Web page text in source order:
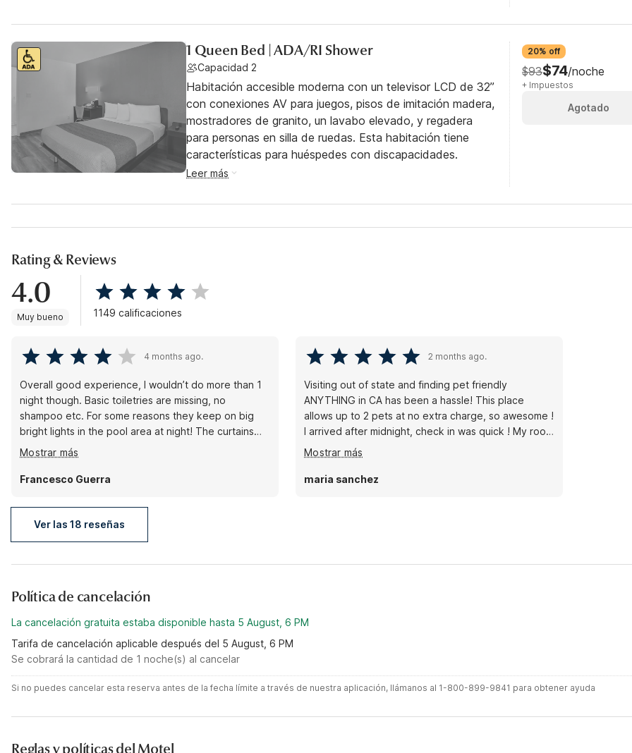
1 Queen Bed | ADA/RI Shower
Capacidad 2
Habitación accesible moderna con un televisor LCD de 32”
con conexiones AV para juegos, pisos de imitación madera,
mostradores de granito, un lavabo elevado, y regadera
para personas en silla de ruedas. Esta habitación tiene
características para huéspedes con discapacidades.
Leer más
20% off
$93$74/noche
+ Impuestos
Agotado
Rating & Reviews
4.0
Muy bueno 1149 calificaciones
4 months ago.
Overall good experience, I wouldn’t do more than 1
night though. Basic toiletries are missing, no
shampoo etc. For some reasons they keep on big
bright lights in the pool area at night! The curtains
are not positioned well so lots of light is passing into
the room.
Mostrar más
Francesco Guerra
2 months ago.
Visiting out of state and finding pet friendly
ANYTHING in CA has been a hassle! This place
allows up to 2 pets at no extra charge, so awesome !
I arrived after midnight, check in was quick ! My room
was spacious and clean and budget friendly !
Mostrar más
maria sanchez
Ver las 18 reseñas
Política de cancelación
La cancelación gratuita estaba disponible hasta 5 August, 6 PM
Tarifa de cancelación aplicable después del 5 August, 6 PM
Se cobrará la cantidad de 1 noche(s) al cancelar
Si no puedes cancelar esta reserva antes de la fecha límite a través de nuestra aplicación, llámanos al 1-800-899-9841 para obtener ayuda
Reglas y políticas del Motel